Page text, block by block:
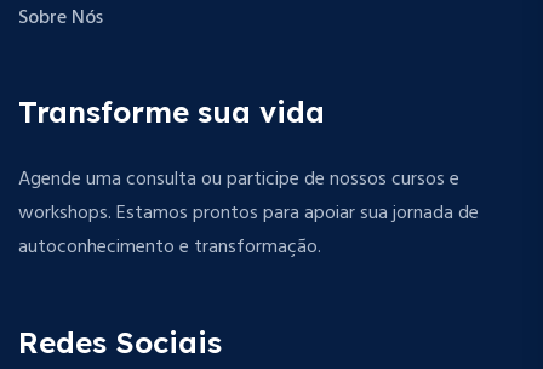
Sobre Nós
Transforme sua vida
Agende uma consulta ou participe de nossos cursos e
workshops. Estamos prontos para apoiar sua jornada de
autoconhecimento e transformação.
Redes Sociais